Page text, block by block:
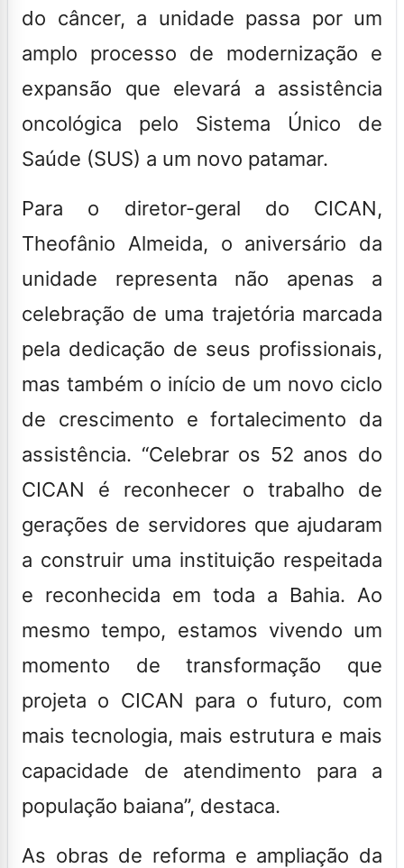
do câncer, a unidade passa por um
amplo processo de modernização e
expansão que elevará a assistência
oncológica pelo Sistema Único de
Saúde (SUS) a um novo patamar.
Para o diretor-geral do CICAN,
Theofânio Almeida, o aniversário da
unidade representa não apenas a
celebração de uma trajetória marcada
pela dedicação de seus profissionais,
mas também o início de um novo ciclo
de crescimento e fortalecimento da
assistência. “Celebrar os 52 anos do
CICAN é reconhecer o trabalho de
gerações de servidores que ajudaram
a construir uma instituição respeitada
e reconhecida em toda a Bahia. Ao
mesmo tempo, estamos vivendo um
momento de transformação que
projeta o CICAN para o futuro, com
mais tecnologia, mais estrutura e mais
capacidade de atendimento para a
população baiana”, destaca.
As obras de reforma e ampliação da